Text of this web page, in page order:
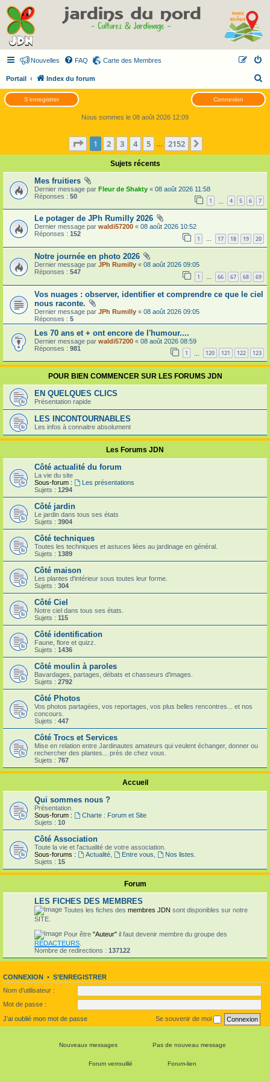
Nouvelles FAQ Carte des Membres
Portail Index du forum
e
c
r
S’enregistrer Connexion
Nous sommes le 08 août 2026 12:09
Page 1sur2152
1 2 3 4 5 2152
Sujets récents
Mes fruitiers
Dernier message par Fleur de Shakty « 08 août 2026 11:58
Réponses : 50
1 4 5 6 7
Le potager de JPh Rumilly 2026
Dernier message par waldi57200 « 08 août 2026 10:52
Réponses : 152
1 … 17 18 19 20
Notre journée en photo 2026
Dernier message par JPh Rumilly « 08 août 2026 09:05
Réponses : 547
1 … 66 67 68 69
Vos nuages : observer, identifier et comprendre ce que le ciel
nous raconte.
Dernier message par JPh Rumilly « 08 août 2026 09:05
Réponses : 5
Les 70 ans et + ont encore de l'humour....
Dernier message par waldi57200 « 08 août 2026 08:59
Réponses : 981
1 120 121 122 123
POUR BIEN COMMENCER SUR LES FORUMS JDN
EN QUELQUES CLICS
Présentation rapide
LES INCONTOURNABLES
Les infos à connaitre absolument
Les Forums JDN
Côté actualité du forum
La vie du site
Sous-forum :
Les présentations
Sujets : 1294
Côté jardin
Le jardin dans tous ses états
Sujets : 3904
Côté techniques
Toutes les techniques et astuces liées au jardinage en général.
Sujets : 1389
Côté maison
Les plantes d'intérieur sous toutes leur forme.
Sujets : 304
Côté Ciel
Notre ciel dans tous ses états.
Sujets : 115
Côté identification
Faune, flore et quizz.
Sujets : 1436
Côté moulin à paroles
Bavardages, partages, débats et chasseurs d'images.
Sujets : 2792
Côté Photos
Vos photos partagées, vos reportages, vos plus belles rencontres... et nos
concours.
Sujets : 447
Côté Trocs et Services
Mise en relation entre Jardinautes amateurs qui veulent échanger, donner ou
rechercher des plantes... près de chez vous.
Sujets : 767
Accueil
Qui sommes nous ?
Présentation.
Sous-forum :
Charte : Forum et Site
Sujets : 10
Côté Association
Toute la vie et l'actualité de votre association.
Sous-forums :
Actualité, Entre vous
Nos listes.
Sujets : 15
Forum
LES FICHES DES MEMBRES
Toutes les fiches des membres JDN sont disponibles sur notre
SITE.
Pour être "Auteur" il faut devenir membre du groupe des
RÉDACTEURS
Nombre de redirections : 137122
CONNEXION • S’ENREGISTRER
Nom d’utilisateur :
Mot de passe :
J’ai oublié mon mot de passe
Se souvenir de moi
Nouveaux messages Pas de nouveau message
Forum verrouillé Forum-lien